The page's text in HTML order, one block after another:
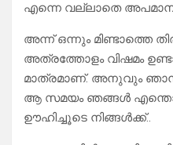
എന്നെ വല്ലാതെ
അന്ന് ഒന്നും മിണ്ടാത്തെ
അത്രത്തോളം വിഷമം
മാത്രമാണ്. അനുവും
ആ സമയം ഞങ്ങൾ
ഊഹിച്ചൂടെ നിങ്ങൾക്ക്..